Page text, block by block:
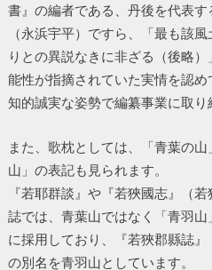
書』の編者である、丹後を代表
（永浜宇平）ですら、「最も該
りとの異説なきに非ざる（後略
能性が指摘されていた実情を認め
知的誠実な姿勢で編纂事業に取り
また、歌枕としては、「青葉の
山」の表記も見られます。
『若耶群談』や『若狹國志』（
誌では、青葉山ではなく「青羽
に採用しており、『若狹郡縣誌
の別名を青羽山としています。